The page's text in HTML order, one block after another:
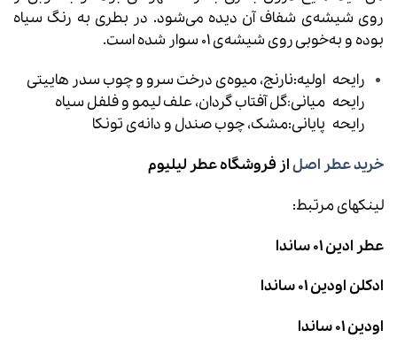
روی شیشه‌ی شفاف آن دیده می‌شود. در بطری به رنگ سیاه
بوده و به‌خوبی روی شیشه‌ی 01 سوار شده است.
رایحه اولیه:نارنج، میوه‌ی درخت سرو و چوب سدر هاییتی
رایحه میانی:گل آفتاب گردان، علف لیمو و فلفل سیاه
رایحه پایانی:مشک، چوب صندل و دانه‌ی تونکا
خرید عطر اصلاز فروشگاه عطر لیلیوم
لینکهای مرتبط:
عطر ادین 01 ساندا
ادکلن اودین 01 ساندا
اودین 01 ساندا